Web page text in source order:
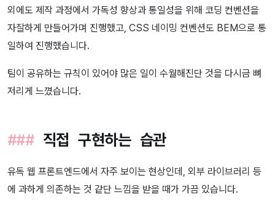
외에도 제작 과정에서 가독성 향상과 통일성을 위해 코딩 컨벤션을
자잘하게 만들어가며 진행했고, CSS 네이밍 컨벤션도 BEM으로 통
일하여 진행했습니다.
팀이 공유하는 규칙이 있어야 많은 일이 수월해진단 것을 다시금 뼈
저리게 느꼈습니다.
직접 구현하는 습관
유독 웹 프론트엔드에서 자주 보이는 현상인데, 외부 라이브러리 등
에 과하게 의존하는 것 같단 느낌을 받을 때가 가끔 있습니다.